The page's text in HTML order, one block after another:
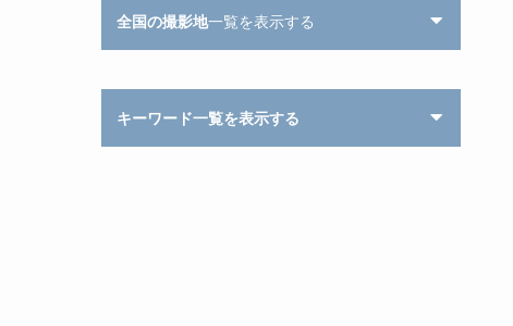
全国の撮影地一覧を表示する
キーワード一覧を表示する